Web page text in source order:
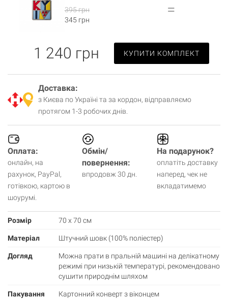
395 грн
345 грн
=
1 240 грн КУПИТИ КОМПЛЕКТ
Доставка:
з Києва по Україні та за кордон, відправляємо
протягом 1-3 робочих днів.
Оплата:
онлайн, на
рахунок, PayPal,
готівкою, картою в
шоурумі.
Обмін/
повернення:
впродовж 30 дн.
На подарунок?
оплатіть доставку
наперед, чек не
вкладатимемо
Розмір 70 х 70 см
Матеріал Штучний шовк (100% поліестер)
Догляд
Можна прати в пральній машині на делікатному
режимі при низькій температурі, рекомендовано
сушити природнім шляхом
Пакування Картонний конверт з віконцем